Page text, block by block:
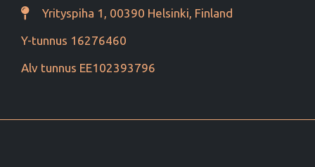
Yrityspiha 1, 00390 Helsinki, Finland
Y-tunnus 16276460
Alv tunnus EE102393796